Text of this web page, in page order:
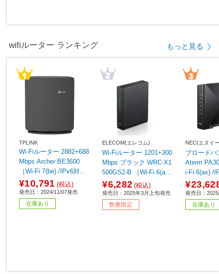
wifiルーター ランキング もっと見る
TPLINK
Wi-Fiルーター 2882+688
Mbps Archer BE3600
［Wi-Fi 7(be) /IPv6対
応］
¥10,791 (税込)
発売日：2024/11/07発売
在庫あり
ELECOM(エレコム)
Wi-Fiルーター 1201+300
Mbps ブラック WRC-X1
500GS2-B ［Wi-Fi 6(ax)
/IPv6対応］ 【sof001】
¥6,282 (税込)
発売日：2025年3月上旬発売
数量限定
NEC(エヌイ
ブロード
Aterm PA3000D4AX ［W
i-Fi 6(ax) /
発売日：
在庫あり